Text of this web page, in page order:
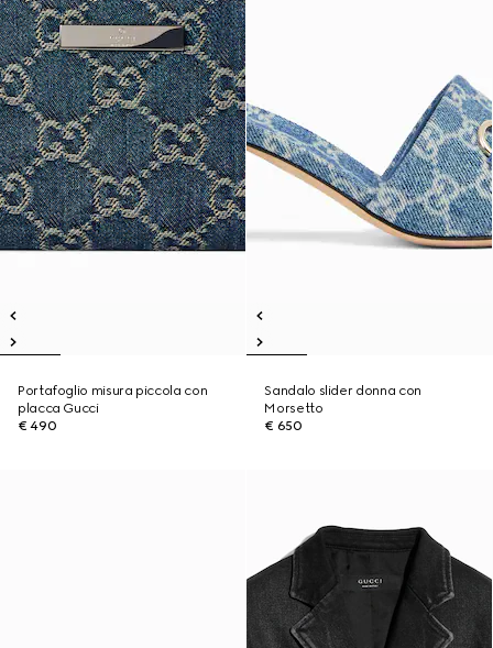
Portafoglio misura piccola con
placca Gucci
€ 490
Sandalo slider donna con
Morsetto
€ 650